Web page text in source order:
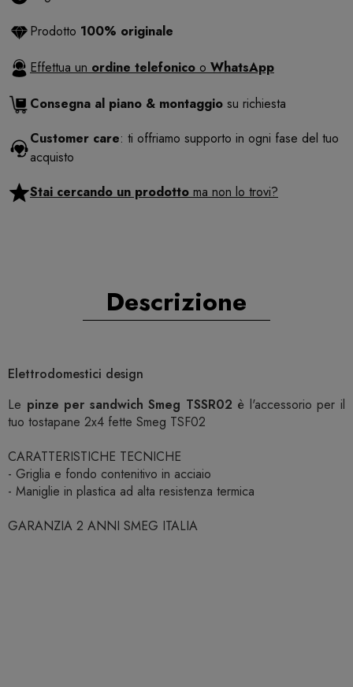
Prodotto 100% originale
Effettua un ordine telefonico o WhatsApp
Consegna al piano & montaggio su richiesta
Customer care: ti offriamo supporto in ogni fase del tuo
acquisto
Stai cercando un prodotto ma non lo trovi?
Descrizione
Elettrodomestici design
Le pinze per sandwich Smeg TSSR02 è l'accessorio per il
tuo tostapane 2x4 fette Smeg TSF02
CARATTERISTICHE TECNICHE
- Griglia e fondo contenitivo in acciaio
- Maniglie in plastica ad alta resistenza termica
GARANZIA 2 ANNI SMEG ITALIA